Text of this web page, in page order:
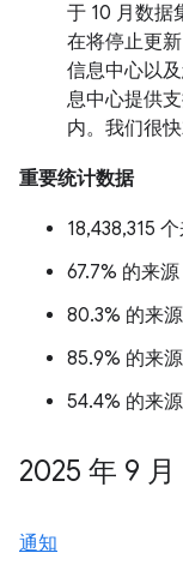
于 10 月数据
在将停止更
信息中心以
息中心提供
内。我们很
重要统计数据
18,438,315
67.7% 的来源
80.3% 的来
85.9% 的来
54.4% 的来
2025 年 9 月
通知